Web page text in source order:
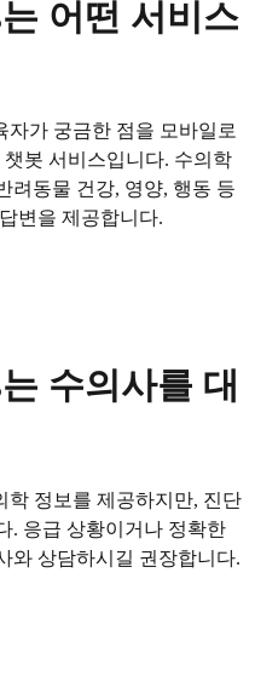
어떤 서비스
자가 궁금한 점을 모바일로
봇 서비스입니다. 수의학
려동물 건강, 영양, 행동 등
변을 제공합니다.
수의사를 대
학 정보를 제공하지만, 진단
. 응급 상황이거나 정확한
와 상담하시길 권장합니다.